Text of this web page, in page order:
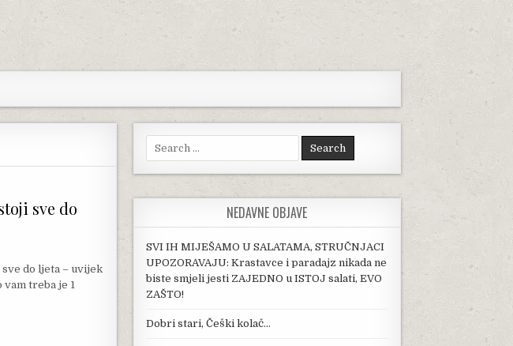
sve do
do ljeta – uvijek
vam treba je 1
Search for:
NEDAVNE OBJAVE
SVI IH MIJEŠAMO U SALATAMA, STRUČNJACI
UPOZORAVAJU: Krastavce i paradajz nikada ne
biste smjeli jesti ZAJEDNO u ISTOJ salati, EVO
ZAŠTO!
Dobri stari, Češki kolač…